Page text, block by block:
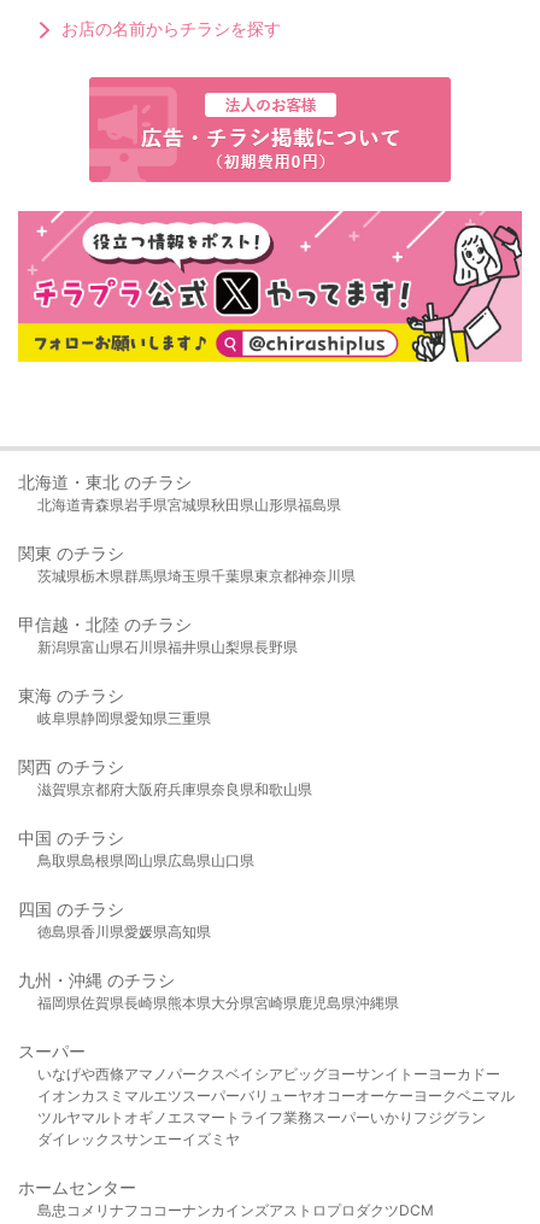
お店の名前からチラシを探す
北海道・東北 のチラシ
北海道青森県岩手県宮城県秋田県山形県福島県
関東 のチラシ
茨城県栃木県群馬県埼玉県千葉県東京都神奈川県
甲信越・北陸 のチラシ
新潟県富山県石川県福井県山梨県長野県
東海 のチラシ
岐阜県静岡県愛知県三重県
関西 のチラシ
滋賀県京都府大阪府兵庫県奈良県和歌山県
中国 のチラシ
鳥取県島根県岡山県広島県山口県
四国 のチラシ
徳島県香川県愛媛県高知県
九州・沖縄 のチラシ
福岡県佐賀県長崎県熊本県大分県宮崎県鹿児島県沖縄県
スーパー
いなげや西條アマノパークスベイシア ビッグヨーサンイトーヨーカドー
イオンカスミ マルエツスーパーバリューヤオコーオーケー ヨークベニマル
ツルヤマルト オギノ エスマート ライフ業務スーパーいかり フジグラン
ダイレックスサンエーイズミヤ
ホームセンター
島忠 コメリ ナフコ コーナンカインズアストロプロダクツDCM